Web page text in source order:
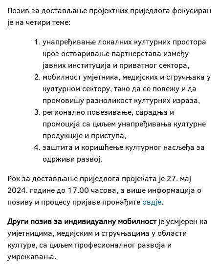
Позив за достављање пројектних приједлога фокусиран
је на четири теме:
унапређивање локалних културних простора
кроз остваривање партнерстава између
јавних институција и приватног сектора,
мобилност умјетника, медијских и стручњака у
културном сектору, тако да се повежу и да
промовишу разноликост културних израза,
регионално повезивање, сарадња и
промоција са циљем унапређивања културне
продукције и приступа,
заштита и коришћење културног насљеђа за
одрживи развој.
Рок за достављање приједлога пројеката је 27. мај
2024. године до 17.00 часова, а више информација о
позиву и процесу пријаве пронађите овдје.
Други позив за индивидуалну мобилностје усмјерен ка
умјетницима, медијским и стручњацима у области
културе, са циљем професионалног развоја и
умрежавања.